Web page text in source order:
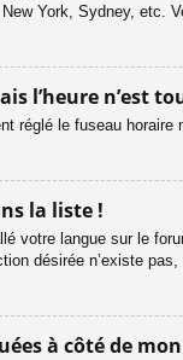
York, Sydney, etc.
l’heure n’est
réglé le fuseau
la liste !
votre langue sur le
désirée n’existe
à côté de